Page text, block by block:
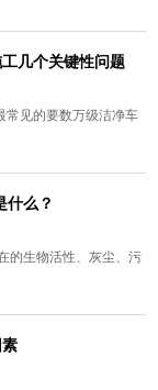
几个关键性问题
常见的要数万级洁净车
什么？
的生物活性、灰尘、污